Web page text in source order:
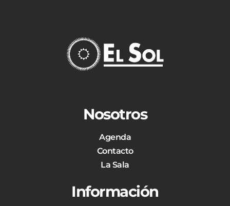
Nosotros
Agenda
Contacto
La Sala
Información